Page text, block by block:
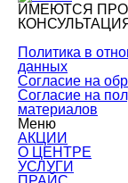
ИМЕЮТСЯ
Политика в
данных
Согласие на
Согласие на
материалов
Меню
АКЦИИ
О ЦЕНТРЕ
УСЛУГИ